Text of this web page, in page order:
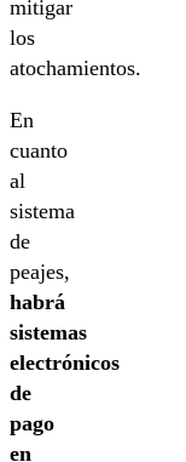
mitigar
los
atochamientos.
En
cuanto
al
sistema
de
peajes,
habrá
sistemas
electrónicos
de
pago
en